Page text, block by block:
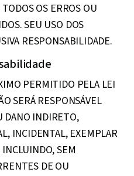
OS ERROS OU
SEU USO DOS
RESPONSABILIDADE.
PERMITIDO PELA LEI
SERÁ RESPONSÁVEL
DANO INDIRETO,
INCIDENTAL, EXEMPLAR
SEM
DE OU